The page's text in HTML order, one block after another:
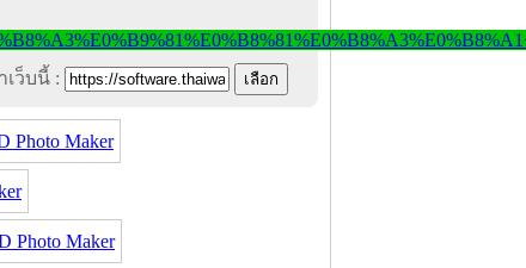
ว็บนี้ :
Photo Maker
Photo Maker